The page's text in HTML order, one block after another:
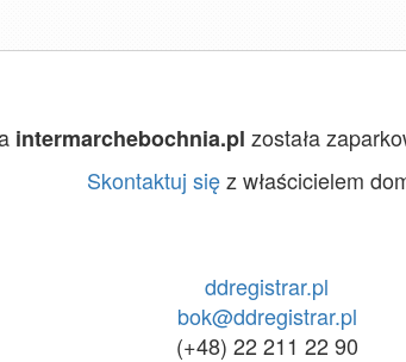
intermarchebochnia.pl została
Skontaktuj sięz właścicielem
ddregistrar.pl
bok@ddregistrar.pl
(+48) 22 211 22 90